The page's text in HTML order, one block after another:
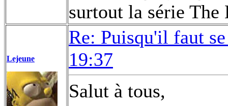
surtout la série
Lejeune
Re: Puisqu'il faut
19:37
Salut à tous,